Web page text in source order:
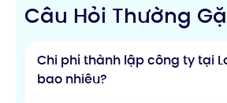
Câu Hỏi Thường
Chi phí thành lập công ty tại
bao nhiêu?